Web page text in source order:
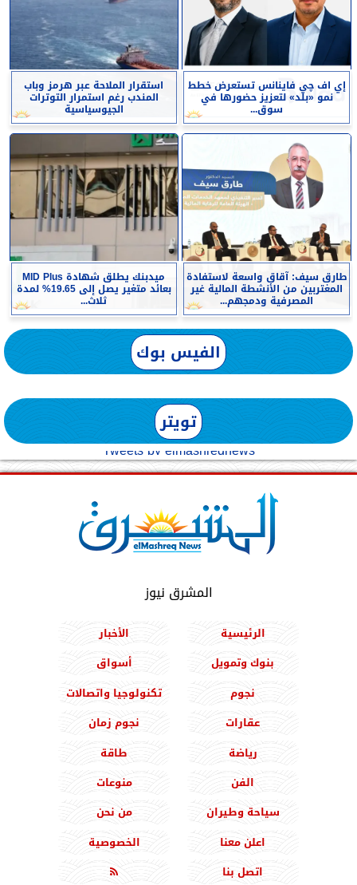
إي اف چي فاينانس تستعرض خطط
نمو «بلد» لتعزيز حضورها في
سوق...
استقرار الملاحة عبر هرمز وباب
المندب رغم استمرار التوترات
الجيوسياسية
طارق سيف: آقاق واسعة لاستفادة
المغتربين من الأنشطة المالية غير
المصرفية ودمجهم...
ميدبنك يطلق شهادة MID Plus
بعائد متغير يصل إلى 19.65% لمدة
ثلاث...
الفيس بوك
تويتر
Tweets by elmashreqnews
المشرق نيوز
الرئيسية
الأخبار
بنوك وتمويل
أسواق
نجوم
تكنولوجيا واتصالات
عقارات
نجوم زمان
رياضة
طاقة
الفن
منوعات
سياحة وطيران
من نحن
اعلن معنا
الخصوصية
اتصل بنا
